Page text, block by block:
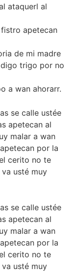
ataquerl al
apetecan
de mi madre
trigo por no
a wan ahorarr.
se calle ustée
apetecan al
malar a wan
por la
cerito no te
usté muy
se calle ustée
apetecan al
malar a wan
por la
cerito no te
usté muy